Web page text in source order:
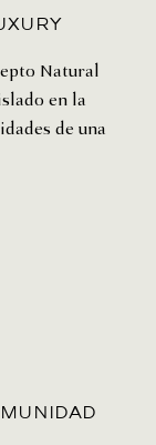
Natural
en la
de una